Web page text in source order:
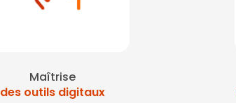
Maîtrise
des outils digitaux